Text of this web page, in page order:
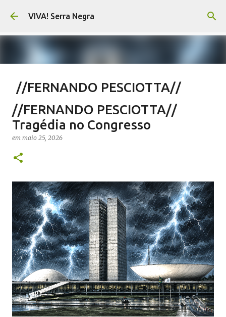
Pular para o conteúdo principal
VIVA! Serra Negra
//FERNANDO PESCIOTTA//
Encurtando caminho
em agosto 06, 2026
NOTÍCIAS SERRA NEGRA VIVA! SERRA NEGRA
//FERNANDO PESCIOTTA//
Tragédia no Congresso
em maio 25, 2026